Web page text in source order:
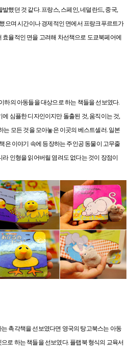
발했던 것 같다. 프랑스,스페인,네덜란드,중국,
으며 시간이나 경제적인 면에서 프랑크푸르트가
율적인 면을 고려해 차선책으로 도쿄북페어에
하의 아동들을 대상으로 하는 책들을 선보였다.
심플한 디자인이지만 돌출된 것,움직이는 것,
는 모든 것을 모아놓은 이곳의 베스트셀러. 일본
은 이야기 속에 등장하는 주인공 동물이 고무줄
인형을 읽어버릴 염려도 없다는 것이 장점이
촉각책을 선보였다면 영국의 탕고북스는 아동
로 하는 책들을 선보였다. 플랩북 형식의 교육서